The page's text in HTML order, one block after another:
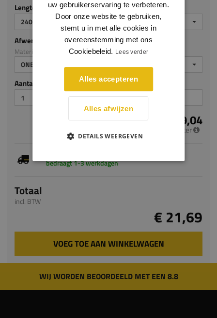
Lengte (mm)
2400
Afwerking
Materiaal: Grenen
ONBEHANDELD
Aantal stuks
€ 9,04
per meter
bedraagt 1-3 werkdagen
Totaal
incl. BTW
€ 21,69
VOEG TOE AAN WINKELWAGEN
WIJ WORDEN BEOORDEELD MET EEN 8.8
uw gebruikerservaring te verbeteren.
Door onze website te gebruiken,
stemt u in met alle cookies in
overeenstemming met ons
Cookiebeleid. Lees verder
Alles accepteren
Alles afwijzen
DETAILS WEERGEVEN